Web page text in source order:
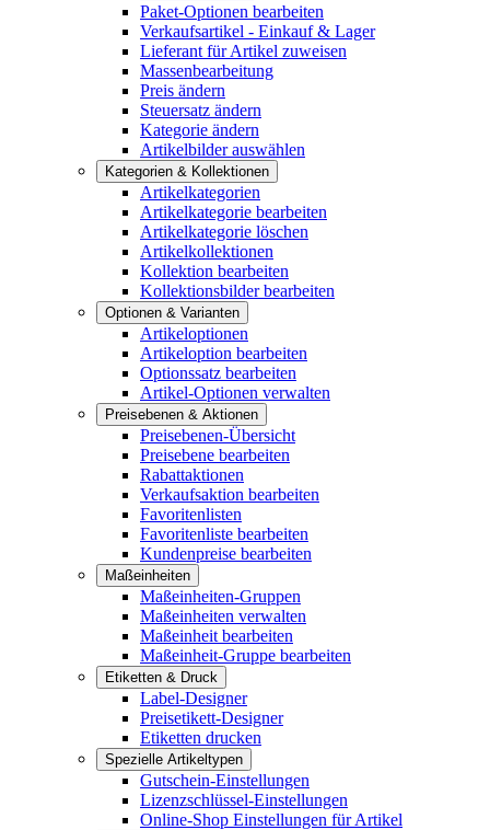
Paket-Optionen bearbeiten
Verkaufsartikel - Einkauf & Lager
Lieferant für Artikel zuweisen
Massenbearbeitung
Preis ändern
Steuersatz ändern
Kategorie ändern
Artikelbilder auswählen
Kategorien & Kollektionen
Artikelkategorien
Artikelkategorie bearbeiten
Artikelkategorie löschen
Artikelkollektionen
Kollektion bearbeiten
Kollektionsbilder bearbeiten
Optionen & Varianten
Artikeloptionen
Artikeloption bearbeiten
Optionssatz bearbeiten
Artikel-Optionen verwalten
Preisebenen & Aktionen
Preisebenen-Übersicht
Preisebene bearbeiten
Rabattaktionen
Verkaufsaktion bearbeiten
Favoritenlisten
Favoritenliste bearbeiten
Kundenpreise bearbeiten
Maßeinheiten
Maßeinheiten-Gruppen
Maßeinheiten verwalten
Maßeinheit bearbeiten
Maßeinheit-Gruppe bearbeiten
Etiketten & Druck
Label-Designer
Preisetikett-Designer
Etiketten drucken
Spezielle Artikeltypen
Gutschein-Einstellungen
Lizenzschlüssel-Einstellungen
Online-Shop Einstellungen für Artikel